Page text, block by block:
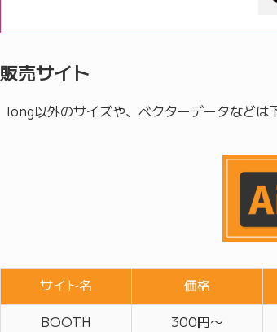
販売サイト
long以外のサイズや、ベクターデータなどは
サイト名 価格
BOOTH
300円〜